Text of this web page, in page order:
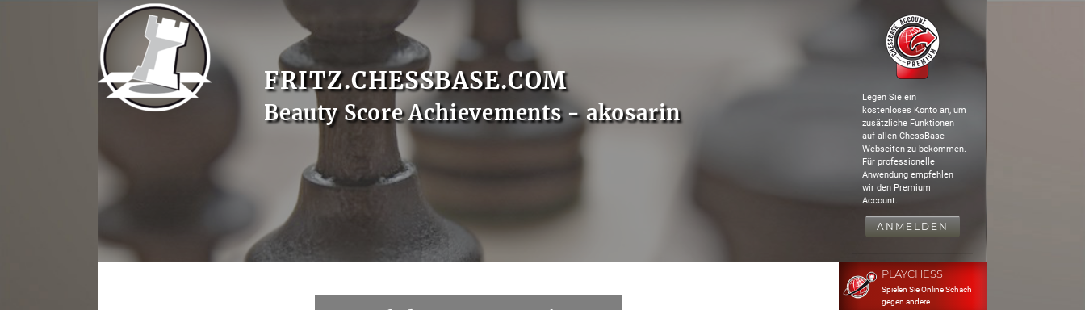
FRITZ.CHESSBASE.COM
Beauty Score Achievements - akosarin
Legen Sie ein
kostenloses Konto an, um
zusätzliche Funktionen
auf allen ChessBase
Webseiten zu bekommen.
Für professionelle
Anwendung empfehlen
wir den Premium
Account.
ANMELDEN
PLAYCHESS
Spielen Sie Online Schach
gegen andere